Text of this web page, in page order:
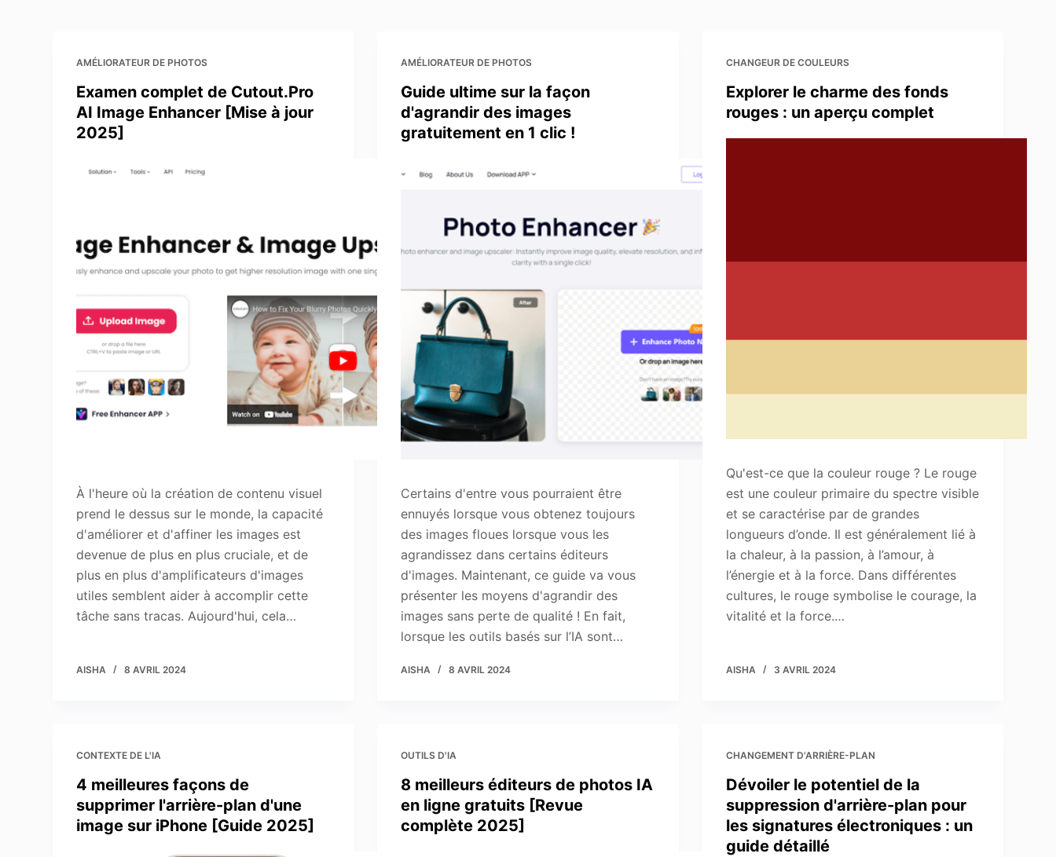
AMÉLIORATEUR DE PHOTOS
Examen complet de Cutout.Pro
AI Image Enhancer [Mise à jour
2025]
À l'heure où la création de contenu visuel
prend le dessus sur le monde, la capacité
d'améliorer et d'affiner les images est
devenue de plus en plus cruciale, et de
plus en plus d'amplificateurs d'images
utiles semblent aider à accomplir cette
tâche sans tracas. Aujourd'hui, cela…
AISHA 8 AVRIL 2024
AMÉLIORATEUR DE PHOTOS
Guide ultime sur la façon
d'agrandir des images
gratuitement en 1 clic !
Certains d'entre vous pourraient être
ennuyés lorsque vous obtenez toujours
des images floues lorsque vous les
agrandissez dans certains éditeurs
d'images. Maintenant, ce guide va vous
présenter les moyens d'agrandir des
images sans perte de qualité ! En fait,
lorsque les outils basés sur l’IA sont…
AISHA 8 AVRIL 2024
CHANGEUR DE COULEURS
Explorer le charme des fonds
rouges : un aperçu complet
Qu'est-ce que la couleur rouge ? Le rouge
est une couleur primaire du spectre visible
et se caractérise par de grandes
longueurs d’onde. Il est généralement lié à
la chaleur, à la passion, à l’amour, à
l’énergie et à la force. Dans différentes
cultures, le rouge symbolise le courage, la
vitalité et la force.…
AISHA 3 AVRIL 2024
CONTEXTE DE L'IA
4 meilleures façons de
supprimer l'arrière-plan d'une
image sur iPhone [Guide 2025]
OUTILS D'IA
8 meilleurs éditeurs de photos IA
en ligne gratuits [Revue
complète 2025]
CHANGEMENT D'ARRIÈRE-PLAN
Dévoiler le potentiel de la
suppression d'arrière-plan pour
les signatures électroniques : un
guide détaillé